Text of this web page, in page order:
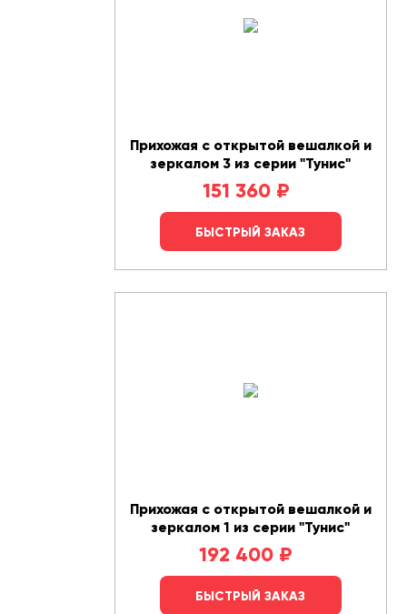
Прихожая с открытой вешалкой и
зеркалом 3 из серии "Тунис"
151 360 ₽
БЫСТРЫЙ ЗАКАЗ
Прихожая с открытой вешалкой и
зеркалом 1 из серии "Тунис"
192 400 ₽
БЫСТРЫЙ ЗАКАЗ